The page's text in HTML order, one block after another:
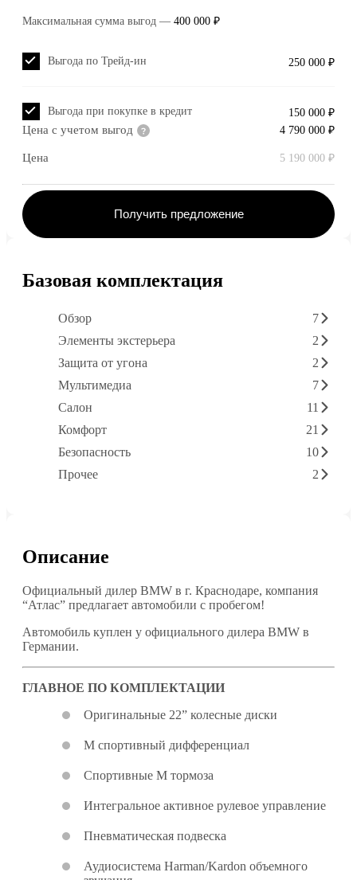
Максимальная сумма выгод — 400 000 ₽
250 000 ₽
Выгода по Трейд-ин
150 000 ₽
Выгода при покупке в кредит
Цена с учетом выгод 4 790 000 ₽
Цена 5 190 000 ₽
Получить предложение
Базовая комплектация
Обзор
7
Элементы экстерьера
2
Защита от угона
2
Мультимедиа
7
Салон
11
Комфорт
21
Безопасность
10
Прочее
2
Описание
Официальный дилер BMW в г. Краснодаре, компания
“Атлас” предлагает автомобили с пробегом!
Автомобиль куплен у официального дилера BMW в
Германии.
ГЛАВНОЕ ПО КОМПЛЕКТАЦИИ
Оригинальные 22” колесные диски
М спортивный дифференциал
Спортивные М тормоза
Интегральное активное рулевое управление
Пневматическая подвеска
Аудиосистема Harman/Kardon объемного